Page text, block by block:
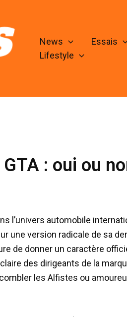
News
Essais
Lifestyle
: oui ou
l’univers automobile
une version radicale de sa
de donner un caractère
des dirigeants de la
les Alfistes ou